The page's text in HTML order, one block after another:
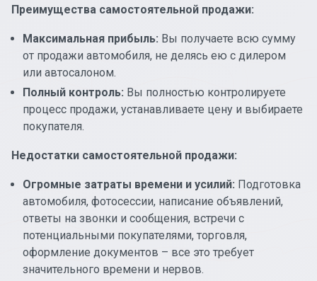
Преимущества самостоятельной продажи:
Максимальная прибыль: Вы получаете всю сумму
от продажи автомобиля, не делясь ею с дилером
или автосалоном.
Полный контроль: Вы полностью контролируете
процесс продажи, устанавливаете цену и выбираете
покупателя.
Недостатки самостоятельной продажи:
Огромные затраты времени и усилий: Подготовка
автомобиля, фотосессии, написание объявлений,
ответы на звонки и сообщения, встречи с
потенциальными покупателями, торговля,
оформление документов – все это требует
значительного времени и нервов.